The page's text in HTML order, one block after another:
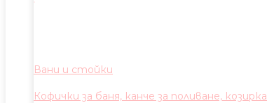
Вани и стойки
Кофички за баня, канче за поливане, козирка